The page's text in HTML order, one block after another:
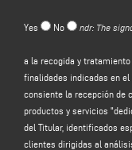
informativo de la
artículo 6, apartado 1,
razonable de que usted
procesados por el
enviarle
del Responsable y/o las
organizados por ellos o
Yes No ndr: The
a la recogida y
finalidades indicadas en
consiente la recepción de
productos y servicios
del Titular, identificados
clientes dirigidas al